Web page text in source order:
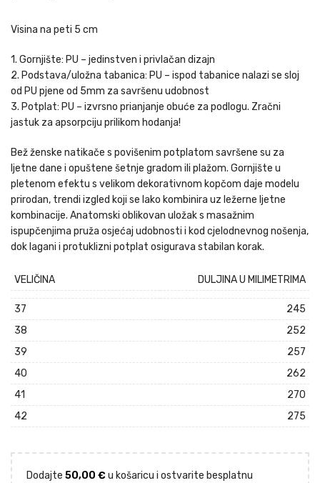
Visina na peti 5 cm
1. Gornjište: PU – jedinstven i privlačan dizajn
2. Podstava/uložna tabanica: PU – ispod tabanice nalazi se sloj
od PU pjene od 5mm za savršenu udobnost
3. Potplat: PU – izvrsno prianjanje obuće za podlogu. Zračni
jastuk za apsorpciju prilikom hodanja!
Bež ženske natikače s povišenim potplatom savršene su za
ljetne dane i opuštene šetnje gradom ili plažom. Gornjište u
pletenom efektu s velikom dekorativnom kopčom daje modelu
prirodan, trendi izgled koji se lako kombinira uz ležerne ljetne
kombinacije. Anatomski oblikovan uložak s masažnim
ispupčenjima pruža osjećaj udobnosti i kod cjelodnevnog nošenja,
dok lagani i protuklizni potplat osigurava stabilan korak.
VELIČINA DULJINA U MILIMETRIMA
37
245
38
252
39
257
40
262
41
270
42
275
Dodajte 50,00 € u košaricu i ostvarite besplatnu